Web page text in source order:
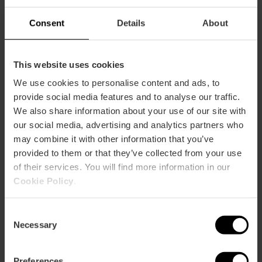
Consent Details About
This website uses cookies
We use cookies to personalise content and ads, to
provide social media features and to analyse our traffic.
We also share information about your use of our site with
our social media, advertising and analytics partners who
may combine it with other information that you’ve
provided to them or that they’ve collected from your use
of their services. You will find more information in our
Cookie Policy
Selection
Necessary
Come arrivare
Metro
L3,L5,L7,L9
Bus
4,10,12,25,94,95